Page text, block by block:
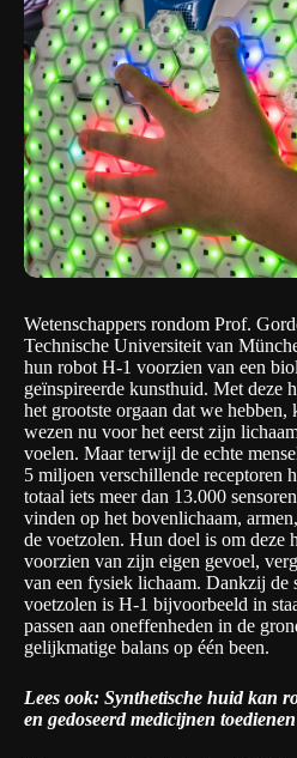
Wetenschappers rondom Prof.
Technische Universiteit van
hun robot H-1 voorzien van een
geïnspireerde kunsthuid. Met deze
het grootste orgaan dat we hebben,
wezen nu voor het eerst zijn
voelen. Maar terwijl de echte
5 miljoen verschillende receptoren
totaal iets meer dan 13.000
vinden op het bovenlichaam,
de voetzolen. Hun doel is om deze
voorzien van zijn eigen gevoel,
van een fysiek lichaam. Dankzij de
voetzolen is H-1 bijvoorbeeld in
passen aan oneffenheden in de
gelijkmatige balans op één been.
Lees ook: Synthetische huid kan
en gedoseerd medicijnen toedienen